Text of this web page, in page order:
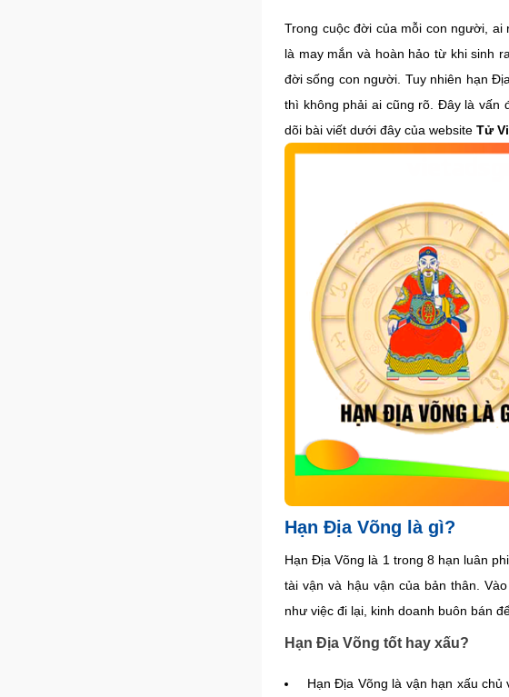
Trong cuộc đời của mỗi con người,
là may mắn và hoàn hảo từ khi sinh
đời sống con người. Tuy nhiên hạn
thì không phải ai cũng rõ. Đây là vấn
dõi bài viết dưới đây của website Tử
Hạn Địa Võng là gì?
Hạn Địa Võng là 1 trong 8 hạn luân
tài vận và hậu vận của bản thân.
như việc đi lại, kinh doanh buôn bán
Hạn Địa Võng tốt hay xấu?
Hạn Địa Võng là vận hạn xấu